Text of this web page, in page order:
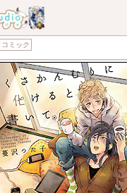
化けると書いて
コミック